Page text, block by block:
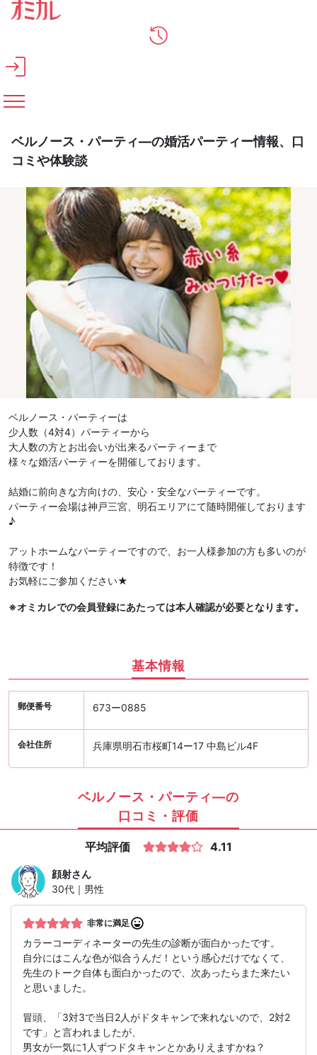
メインコンテンツへスキップ
ベルノース・パーティ―の婚活パーティー情報、口
コミや体験談
ベルノース・パーティーは
少人数（4対4）パーティーから
大人数の方とお出会いが出来るパーティーまで
様々な婚活パーティーを開催しております。
結婚に前向きな方向けの、安心・安全なパーティーです。
パーティー会場は神戸三宮、明石エリアにて随時開催しております
♪
アットホームなパーティーですので、お一人様参加の方も多いのが
特徴です！
お気軽にご参加ください★
※オミカレでの会員登録にあたっては本人確認が必要となります。
基本情報
郵便番号 673ー0885
会社住所 兵庫県明石市桜町14ー17 中島ビル4F
ベルノース・パーティ―の
口コミ・評価
平均評価 4.11
顔射さん
30代｜男性
非常に満足
カラーコーディネーターの先生の診断が面白かったです。
自分にはこんな色が似合うんだ！という感心だけでなくて、
先生のトーク自体も面白かったので、次あったらまた来たい
と思いました。
冒頭、「3対3で当日2人がドタキャンで来れないので、2対2
です」と言われましたが、
男女が一気に1人ずつドタキャンとかありえますかね？